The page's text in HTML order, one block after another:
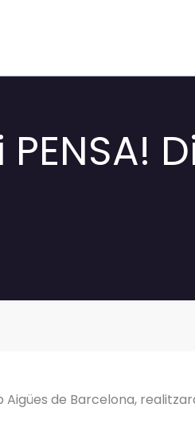
Aigües de Barcelona,